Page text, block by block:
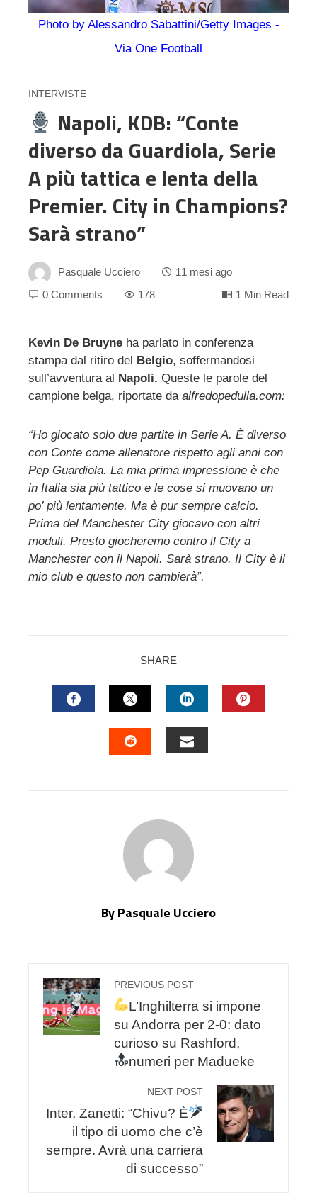
Photo by Alessandro Sabattini/Getty Images -
Via One Football
INTERVISTE
Napoli, KDB: “Conte
diverso da Guardiola, Serie
A più tattica e lenta della
Premier. City in Champions?
Sarà strano”
Pasquale Ucciero
11 mesi ago
0 Comments
178 1 Min Read
Kevin De Bruyne ha parlato in conferenza
stampa dal ritiro del
Belgio, soffermandosi
sull’avventura al Napoli. Queste le parole del
campione belga, riportate da alfredopedulla.com:
“Ho giocato solo due partite in Serie A. È diverso
con Conte come allenatore rispetto agli anni con
Pep Guardiola. La mia prima impressione è che
in Italia sia più tattico e le cose si muovano un
po’ più lentamente. Ma è pur sempre calcio.
Prima del Manchester City giocavo con altri
moduli. Presto giocheremo contro il City a
Manchester con il Napoli. Sarà strano. Il City è il
mio club e questo non cambierà”.
SHARE
FACEBOOKTWITTERLINKEDIN
By Pasquale Ucciero
PREVIOUS POST
L’Inghilterra si impone
su Andorra per 2-0: dato
curioso su Rashford,
numeri per Madueke
NEXT POST
Inter, Zanetti: “Chivu? È
il tipo di uomo che c’è
sempre. Avrà una carriera
di successo”